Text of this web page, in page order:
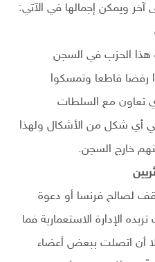
ويمكن إجمالها في الآتي:
الحزب في السجن
رفضا قاطعا وتمسكوا
تعاون مع السلطات
أي شكل من الأشكال ولهذا
خارج السجن.
لصالح فرنسا أو دعوة
الإدارة الاستعمارية فما
أن اتصلت ببعض أعضاء